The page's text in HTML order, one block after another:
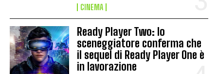
CINEMA
Ready Player Two: lo
sceneggiatore conferma che
il sequel di Ready Player One è
in lavorazione